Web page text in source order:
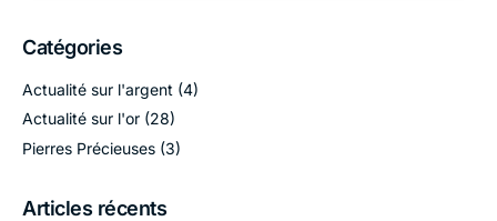
Catégories
Actualité sur l'argent (4)
Actualité sur l'or (28)
Pierres Précieuses (3)
Articles récents